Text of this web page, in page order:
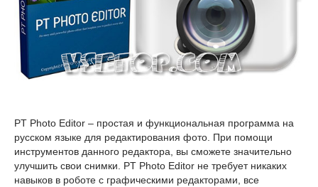
PT Photo Editor – простая и функциональная программа на
русском языке для редактирования фото. При помощи
инструментов данного редактора, вы сможете значительно
улучшить свои снимки. PT Photo Editor не требует никаких
навыков в роботе с графическими редакторами, все